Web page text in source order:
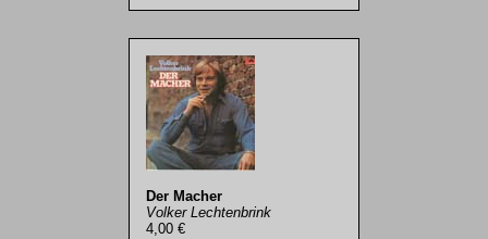
Der Macher
Volker Lechtenbrink
4,00 €